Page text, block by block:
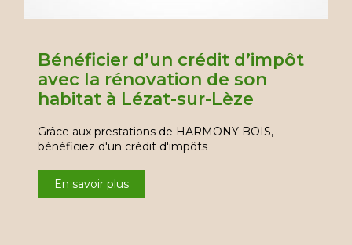
Bénéficier d’un crédit d’impôt
avec la rénovation de son
habitat à Lézat-sur-Lèze
Grâce aux prestations de HARMONY BOIS,
bénéficiez d'un crédit d'impôts
En savoir plus